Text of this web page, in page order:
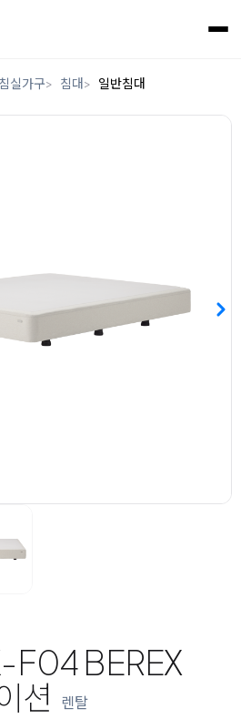
침실가구 침대 일반침대
F04 BEREX
션
렌탈